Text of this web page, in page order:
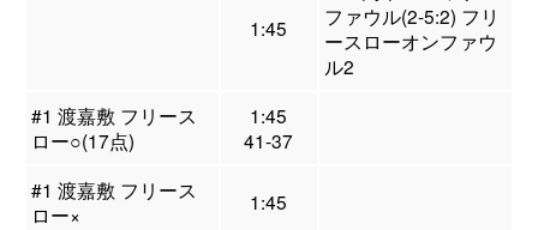
1:45
ファウル(2-5:2) フリ
ースローオンファウ
ル2
#1 渡嘉敷 フリース
ロー○(17点)
1:45
41-37
#1 渡嘉敷 フリース
ロー×
1:45